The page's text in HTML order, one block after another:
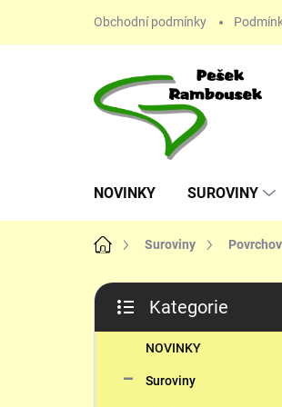
obsah
Obchodní podmínky
NOVINKY SUROVINY
Domů Suroviny
P
s
kategorie
Kategorie
NOVINKY
Suroviny